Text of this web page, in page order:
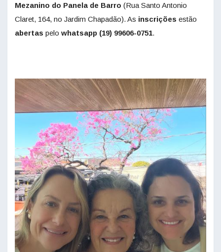
Mezanino do Panela de Barro (Rua Santo Antonio
Claret, 164, no Jardim Chapadão). As inscrições estão
abertas pelo whatsapp (19) 99606-0751.